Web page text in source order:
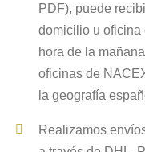
PDF), puede
domicilio u oficina
hora de la
oficinas de
la geografía
Realizamos